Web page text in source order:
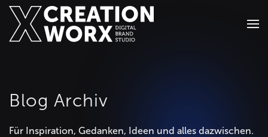
Zum Hauptinhalt springen
Blog Archiv
Für Inspiration, Gedanken, Ideen und alles dazwischen.